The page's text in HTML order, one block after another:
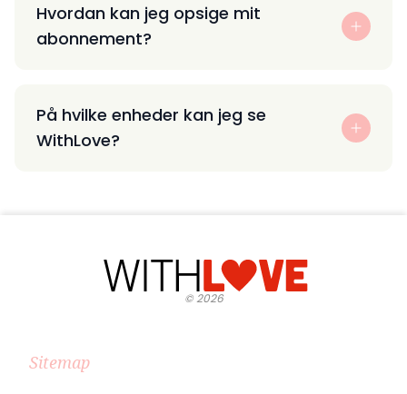
Hvordan kan jeg opsige mit
abonnement?
På hvilke enheder kan jeg se
WithLove?
©2026
Sitemap